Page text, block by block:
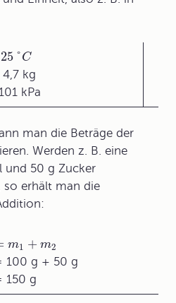
25 °C
kg
kPa
man die Beträge der
Werden z. B. eine
und 50 g Zucker
erhält man die
:
m1 + m2
100 g + 50 g
150 g